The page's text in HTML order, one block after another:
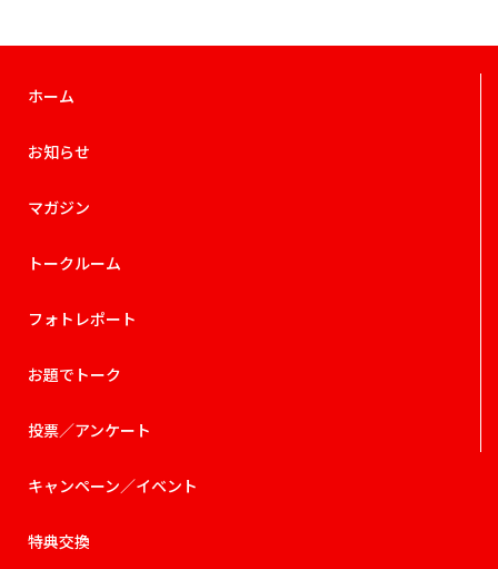
ホーム
お知らせ
マガジン
トークルーム
フォトレポート
お題でトーク
投票／アンケート
キャンペーン／イベント
特典交換